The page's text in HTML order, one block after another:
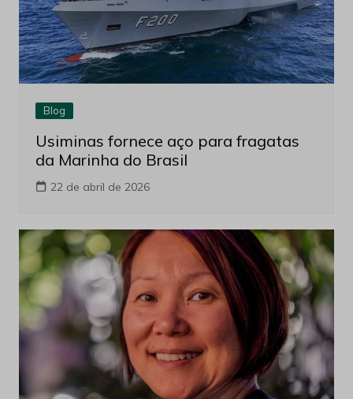
Blog
Usiminas fornece aço para fragatas
da Marinha do Brasil
22 de abril de 2026